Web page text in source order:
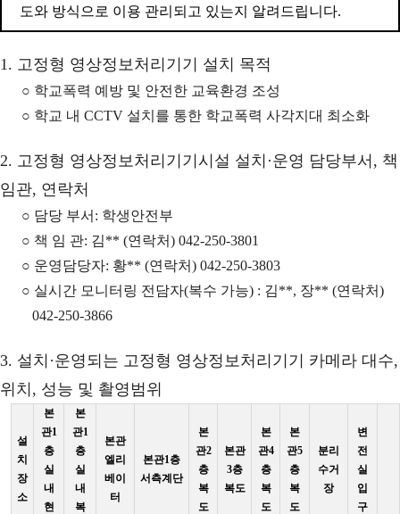
도와 방식으로 이용 관리되고 있는지 알려드립니다.
1. 고정형 영상정보처리기기 설치 목적
○ 학교폭력 예방 및 안전한 교육환경 조성
○ 학교 내 CCTV 설치를 통한 학교폭력 사각지대 최소화
2. 고정형 영상정보처리기기시설 설치·운영 담당부서, 책
임관, 연락처
○ 담당 부서: 학생안전부
○ 책 임 관: 김** (연락처) 042-250-3801
○ 운영담당자: 황** (연락처) 042-250-3803
○ 실시간 모니터링 전담자(복수 가능) : 김**, 장** (연락처)
042-250-3866
3. 설치·운영되는 고정형 영상정보처리기기 카메라 대수,
위치, 성능 및 촬영범위
설
치
장
소
본
관1
층
실
내
현
본
관1
층
실
내
복
본관
엘리
베이
터
본관1층
서측계단
본
관2
층
복
도
본관
3층
복도
본
관4
층
복
도
본
관5
층
복
도
분리
수거
장
변
전
실
입
구